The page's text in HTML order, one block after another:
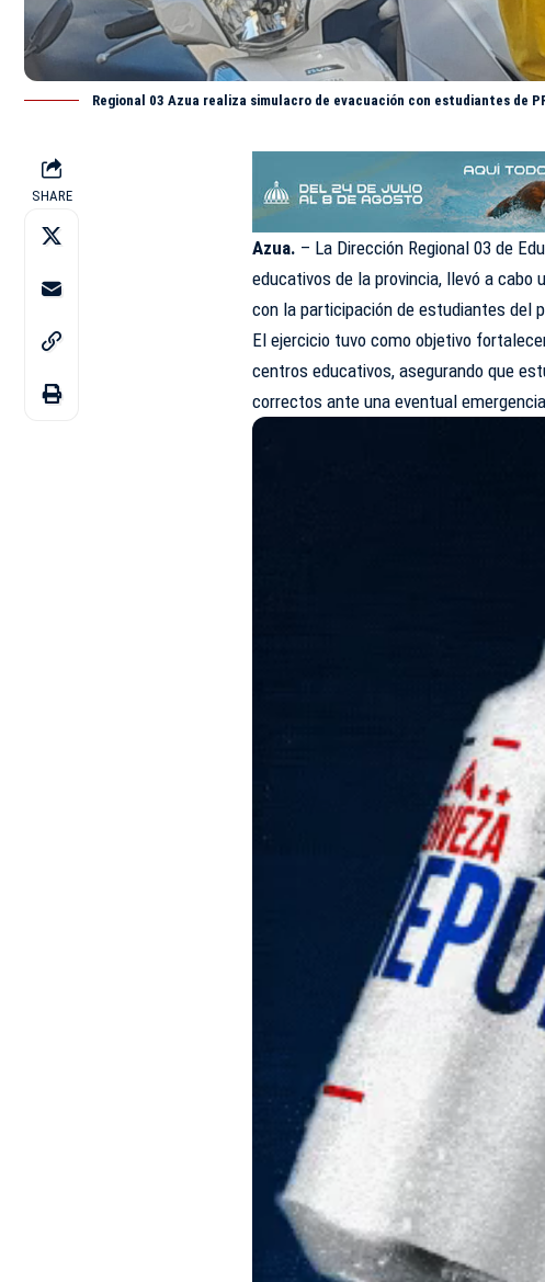
Regional 03 Azua realiza simulacro de evacuación con estudiantes de
SHARE
Azua. – La Dirección Regional 03 de
educativos de la provincia, llevó a
con la participación de estudiantes del
El ejercicio tuvo como objetivo
centros educativos, asegurando que
correctos ante una eventual